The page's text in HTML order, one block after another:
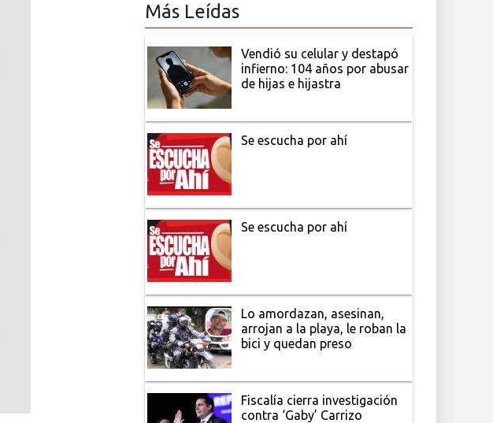
Más Leídas
Vendió su celular y destapó
infierno: 104 años por abusar
de hijas e hijastra
Se escucha por ahí
Se escucha por ahí
Lo amordazan, asesinan,
arrojan a la playa, le roban la
bici y quedan preso
Fiscalía cierra investigación
contra ‘Gaby’ Carrizo